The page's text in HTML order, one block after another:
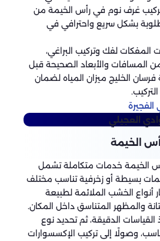
غرف نوم في رأس الخيمة من
بشكل سريع واحترافي في
لفك وتركيب البراغي،
المسافات والأبعاد الصحيحة قبل
فرسان الخليج ميزان المياه لضمان
الفجيرة
العجيلي
الخيمة
الخيمة خدمات متكاملة تشمل
بسيطة أو زخرفية تناسب مختلف
أنواع الخشب الملائمة لطبيعة
والمظهر المتناسق داخل المكان.
القياسات الدقيقة، ثم تحديد نوع
وصولًا إلى تركيب الإكسسوارات